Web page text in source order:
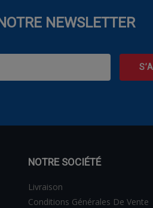
NEWSLETTER
NOTRE SOCIÉTÉ
Livraison
Conditions Générales De Vente